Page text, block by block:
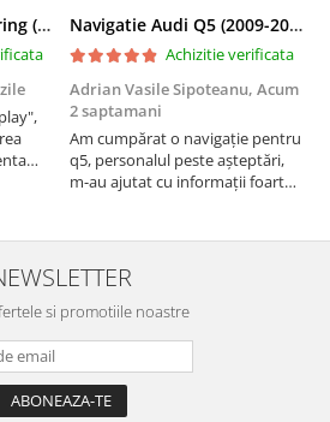
Navigatie 2K Dacia Spring (2021- Prezent), Android, S-Quadcore / 4GB RAM + 64GB ROM, 9.5 Inch - AD-BGS90042K+AD-BGRKIT366V4s Navigatie Audi Q5 (2009-2017), Linux OS & OEM, MMI 3G, CarPlay & Android Auto Wireless, MirrorLink, Camera AHD, 12.3 Inch - AD-BGAALNXH+AD-BGRKITQ5002
Achizitie verificata
Adrian Vasile Sipoteanu, Acum
2 saptamani
Am cumpărat o navigație pentru
q5, personalul peste așteptări,
m-au ajutat cu informații foarte
serviabili, livrare rapidă, suport
tehnic, totul impecabil, o să revin
la ei și pentru vi...
si promotiile noastre